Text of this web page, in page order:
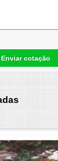
Enviar cotação